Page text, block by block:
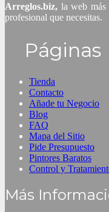
Arreglos.biz, la web más
profesional que necesitas.
Páginas
Tienda
Contacto
Añade tu Negocio
Blog
FAQ
Mapa del Sitio
Pide Presupuesto
Pintores Baratos
Control y
Más